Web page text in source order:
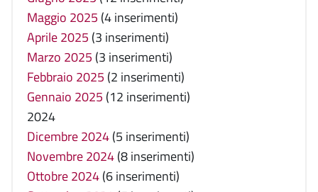
Maggio 2025 (4 inserimenti)
Aprile 2025 (3 inserimenti)
Marzo 2025 (3 inserimenti)
Febbraio 2025 (2 inserimenti)
Gennaio 2025 (12 inserimenti)
2024
Dicembre 2024(5 inserimenti)
Novembre 2024(8 inserimenti)
Ottobre 2024(6 inserimenti)